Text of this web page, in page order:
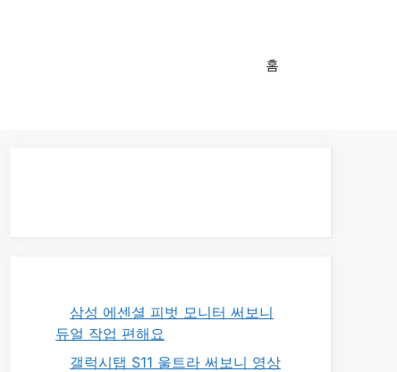
홈
삼성 에센셜 피벗 모니터 써보니
듀얼 작업 편해요
갤럭시탭 S11 울트라 써보니 영상